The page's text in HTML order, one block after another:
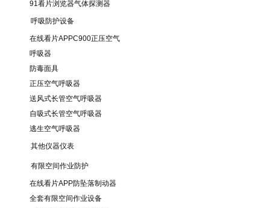
91看片浏览器气体探测器
呼吸防护设备
在线看片APPC900正压空气
呼吸器
防毒面具
正压空气呼吸器
送风式长管空气呼吸器
自吸式长管空气呼吸器
逃生空气呼吸器
其他仪器仪表
有限空间作业防护
在线看片APP防坠落制动器
全套有限空间作业设备